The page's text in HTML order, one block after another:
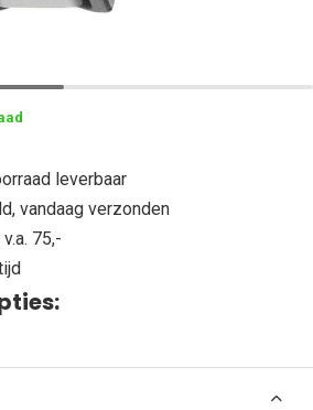
leverbaar
vandaag verzonden
75,-